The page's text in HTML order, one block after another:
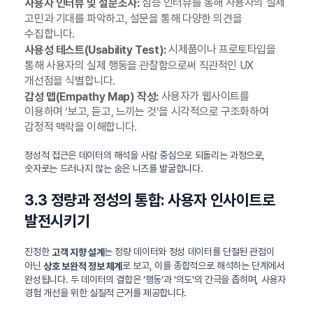
사용자 인터뷰 및 설문조사:
고민과 기대를 파악하고, 설문을 통해 다양한 의견을
수집합니다.
사용성 테스트(Usability Test):시제품이나 프로토타입을
통해 사용자의 실제 행동을 관찰함으로써 직관적인 UX
개선점을 식별합니다.
감성 맵(Empathy Map) 작성:사용자가 웹사이트를
이용하며 ‘보고, 듣고, 느끼는 것’을 시각적으로 구조화하여
감정적 맥락을 이해합니다.
정성적 접근은 데이터의 해석을 사람 중심으로 되돌리는 과정으로,
숫자로는 드러나지 않는 숨은 니즈를 발굴합니다.
3.3 정량과 정성의 통합: 사용자 인사이트로
발전시키기
진정한고객 지향 설계 는 정량 데이터와 정성 데이터를 단절된 관점이
아닌상호 보완적 정보 체계 로 보고, 이를 종합적으로 해석하는 단계에서
완성됩니다. 두 데이터의 결합은 ‘행동’과 ‘의도’의 간극을 좁히며, 사용자
경험 개선을 위한 실질적 근거를 제공합니다.